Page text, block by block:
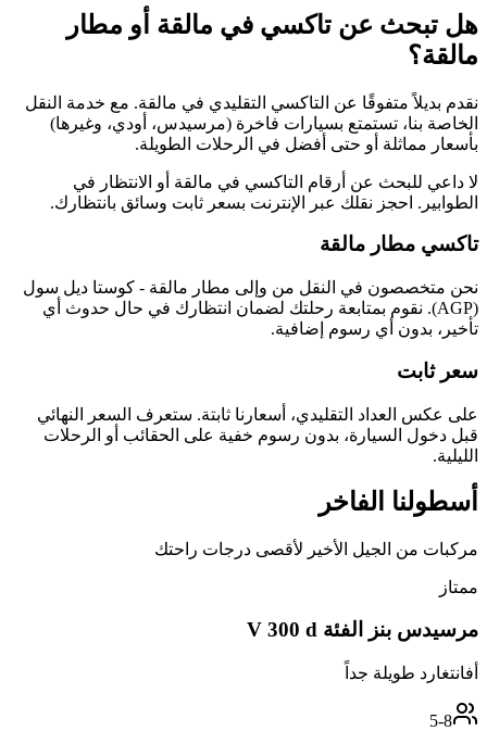
هل تبحث عن تاكسي في مالقة أو مطار
مالقة؟
نقدم بديلاً متفوقًا عن التاكسي التقليدي في مالقة. مع خدمة النقل
الخاصة بنا، تستمتع بسيارات فاخرة (مرسيدس، أودي، وغيرها)
بأسعار مماثلة أو حتى أفضل في الرحلات الطويلة.
لا داعي للبحث عن أرقام التاكسي في مالقة أو الانتظار في
الطوابير. احجز نقلك عبر الإنترنت بسعر ثابت وسائق بانتظارك.
تاكسي مطار مالقة
نحن متخصصون في النقل من وإلى مطار مالقة - كوستا ديل سول
(AGP). نقوم بمتابعة رحلتك لضمان انتظارك في حال حدوث أي
تأخير، بدون أي رسوم إضافية.
سعر ثابت
على عكس العداد التقليدي، أسعارنا ثابتة. ستعرف السعر النهائي
قبل دخول السيارة، بدون رسوم خفية على الحقائب أو الرحلات
الليلية.
أسطولنا الفاخر
مركبات من الجيل الأخير لأقصى درجات راحتك
ممتاز
مرسيدس بنز الفئة V 300 d
أفانتغارد طويلة جداً
5-8